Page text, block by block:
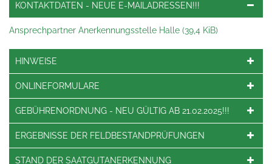
KONTAKTDATEN - NEUE E-MAILADRESSEN!!!
Ansprechpartner Anerkennungsstelle Halle (39,4 KiB)
HINWEISE
ONLINEFORMULARE
GEBÜHRENORDNUNG - NEU GÜLTIG AB 21.02.2025!!!
ERGEBNISSE DER FELDBESTANDPRÜFUNGEN
STAND DER SAATGUTANERKENNUNG